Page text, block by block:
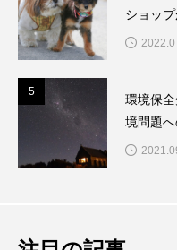
ショッ
5
環境保
境問題